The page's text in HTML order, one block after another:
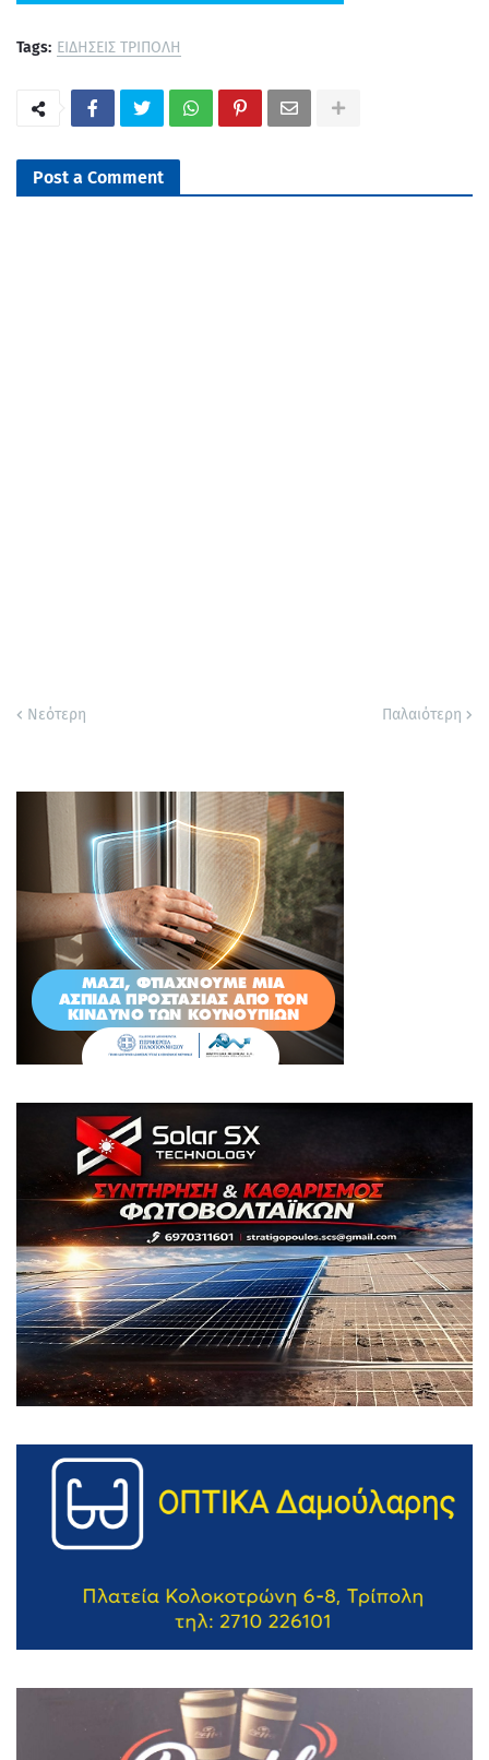
Tags: ΕΙΔΗΣΕΙΣ ΤΡΙΠΟΛΗ
Post a Comment
Νεότερη Παλαιότερη